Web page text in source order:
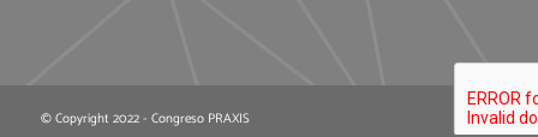
© Copyright 2022 - Congreso PRAXIS